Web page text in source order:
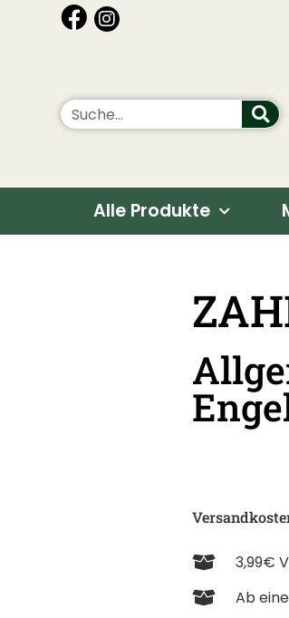
Alle Produkte
3,99€
Ab